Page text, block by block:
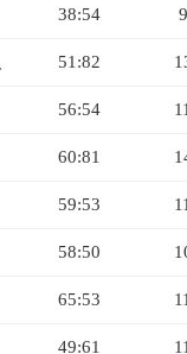
38:54
51:82
56:54
60:81
59:53
58:50
65:53
49:61